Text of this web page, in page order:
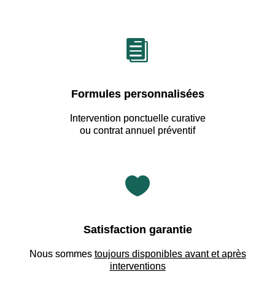

Formules personnalisées
Intervention ponctuelle curative
ou contrat annuel préventif

Satisfaction garantie
Nous sommes toujours disponibles avant et après
interventions